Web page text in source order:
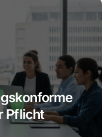
Pflicht